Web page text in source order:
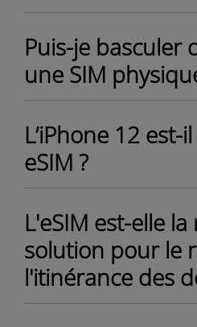
Puis-je basculer
une SIM
L’iPhone 12
eSIM ?
L'eSIM est-elle
solution pour le
l'itinérance des